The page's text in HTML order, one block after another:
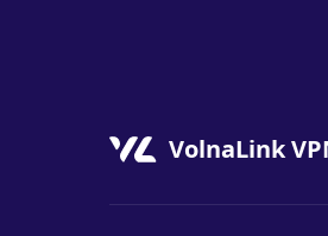
VolnaLink